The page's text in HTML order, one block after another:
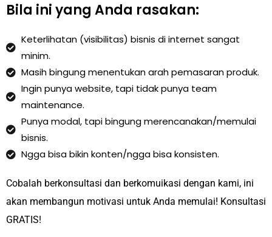
Bila ini yang Anda rasakan:
Keterlihatan (visibilitas) bisnis di internet sangat
minim.
Masih bingung menentukan arah pemasaran produk.
Ingin punya website, tapi tidak punya team
maintenance.
Punya modal, tapi bingung merencanakan/memulai
bisnis.
Ngga bisa bikin konten/ngga bisa konsisten.
Cobalah berkonsultasi dan berkomuikasi dengan kami, ini
akan membangun motivasi untuk Anda memulai! Konsultasi
GRATIS!